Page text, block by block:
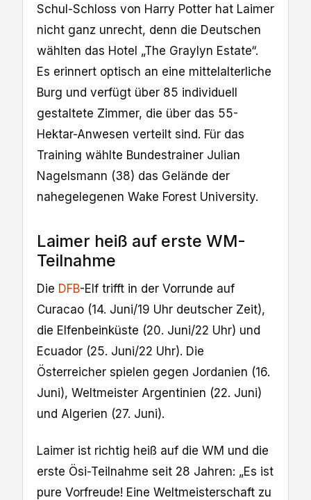
Schul-Schloss von Harry Potter hat Laimer
nicht ganz unrecht, denn die Deutschen
wählten das Hotel „The Graylyn Estate“.
Es erinnert optisch an eine mittelalterliche
Burg und verfügt über 85 individuell
gestaltete Zimmer, die über das 55-
Hektar-Anwesen verteilt sind. Für das
Training wählte Bundestrainer Julian
Nagelsmann (38) das Gelände der
nahegelegenen Wake Forest University.
Laimer heiß auf erste WM-
Teilnahme
Die DFB-Elf trifft in der Vorrunde auf
Curacao (14. Juni/19 Uhr deutscher Zeit),
die Elfenbeinküste (20. Juni/22 Uhr) und
Ecuador (25. Juni/22 Uhr). Die
Österreicher spielen gegen Jordanien (16.
Juni), Weltmeister Argentinien (22. Juni)
und Algerien (27. Juni).
Laimer ist richtig heiß auf die WM und die
erste Ösi-Teilnahme seit 28 Jahren: „Es ist
pure Vorfreude! Eine Weltmeisterschaft zu